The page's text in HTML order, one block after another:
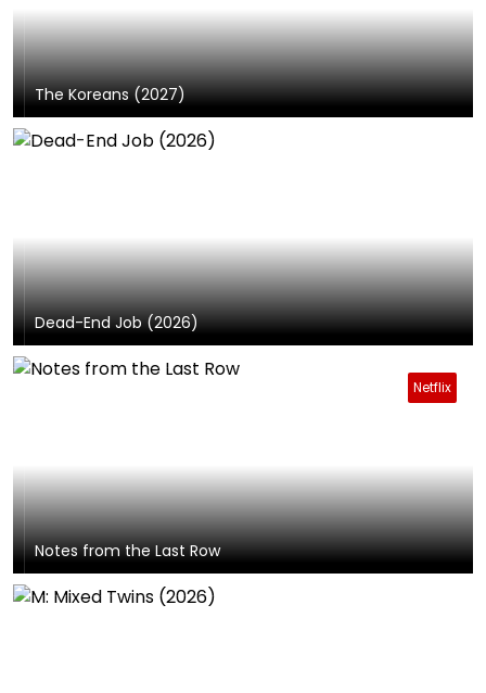
The Koreans (2027)
Dead-End Job (2026)
Netflix
Notes from the Last Row